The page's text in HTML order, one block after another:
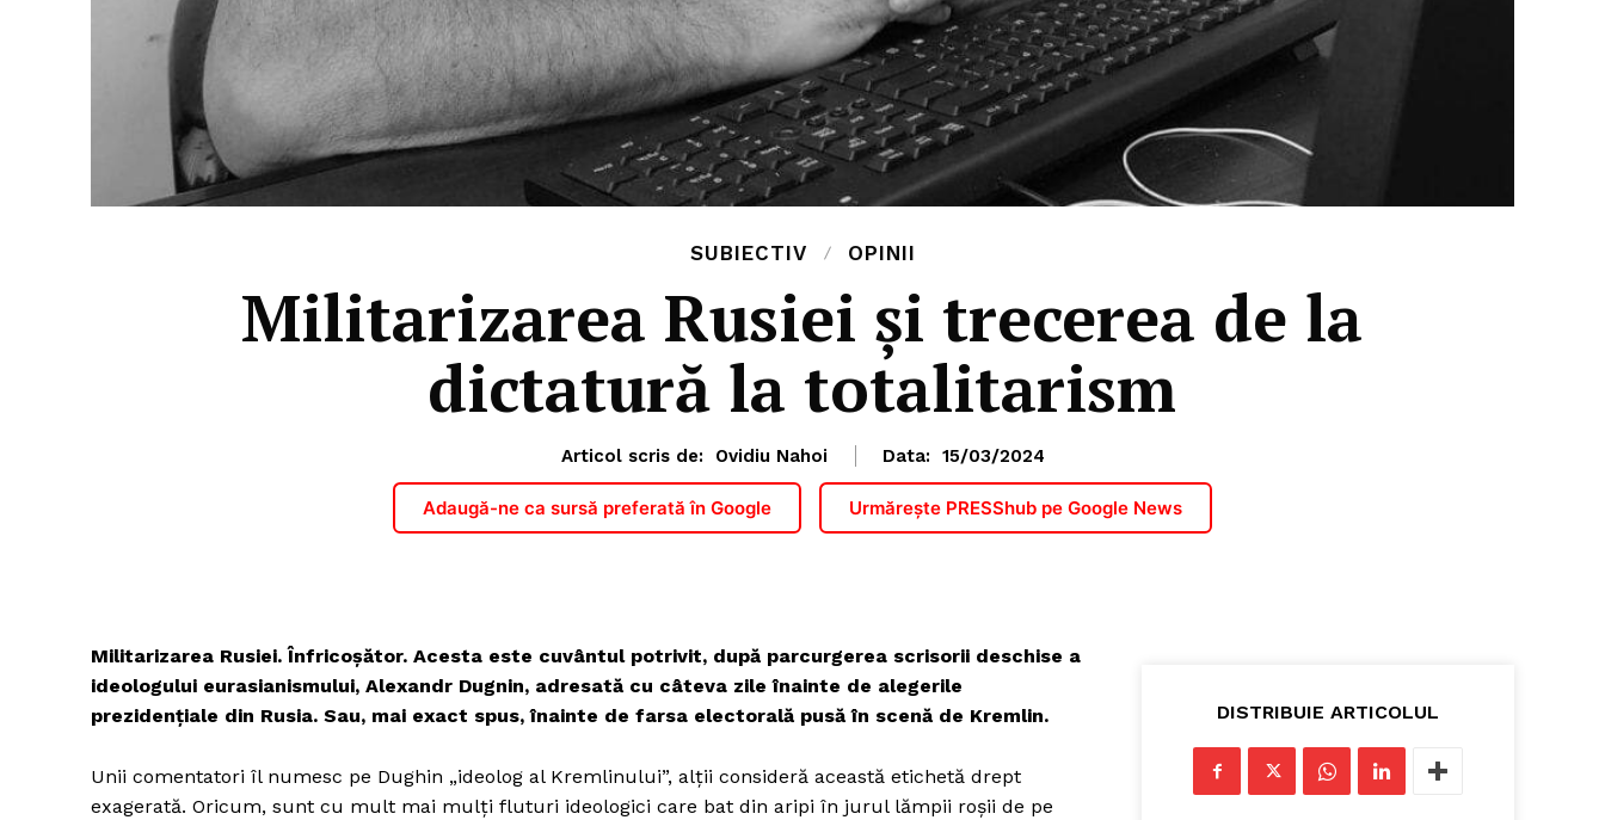
SUBIECTIV OPINII
Militarizarea Rusiei și trecerea de la
dictatură la totalitarism
Articol scris de: Ovidiu Nahoi Data: 15/03/2024
Adaugă-ne ca sursă preferată în Google Urmărește PRESShub pe Google News
Militarizarea Rusiei. Înfricoșător. Acesta este cuvântul potrivit, după parcurgerea scrisorii deschise a
ideologului eurasianismului, Alexandr Dugnin, adresată cu câteva zile înainte de alegerile
prezidențiale din Rusia. Sau, mai exact spus, înainte de farsa electorală pusă în scenă de Kremlin.
Unii comentatori îl numesc pe Dughin „ideolog al Kremlinului”, alții consideră această etichetă drept
exagerată. Oricum, sunt cu mult mai mulți fluturi ideologici care bat din aripi în jurul lămpii roșii de pe
DISTRIBUIE ARTICOLUL